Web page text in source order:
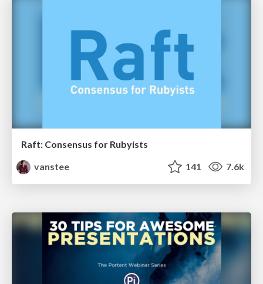
Raft: Consensus for Rubyists
vanstee
141 7.6k